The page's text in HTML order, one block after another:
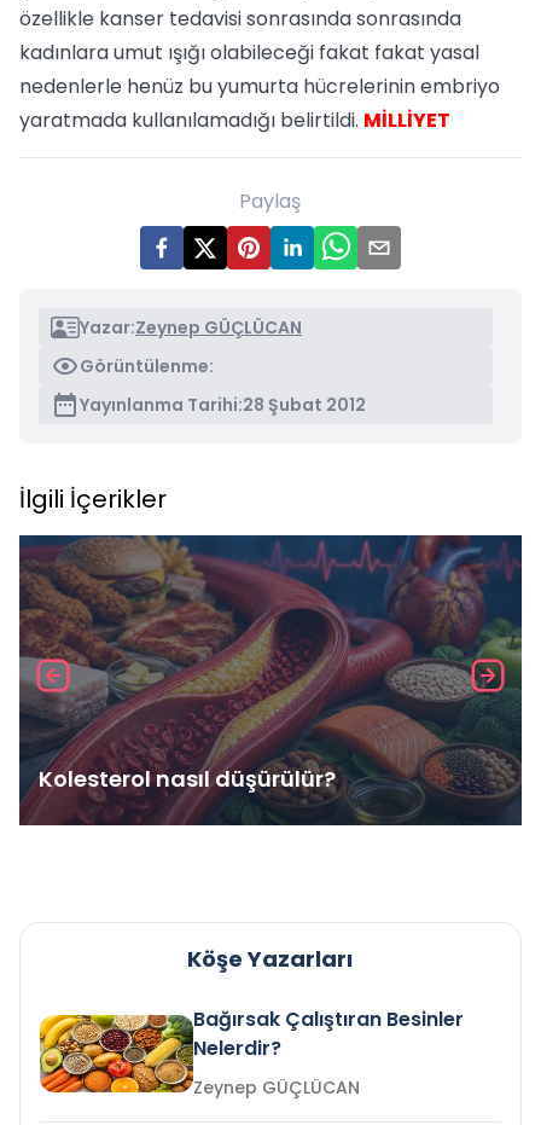
özellikle kanser tedavisi sonrasında sonrasında
kadınlara umut ışığı olabileceği fakat fakat yasal
nedenlerle henüz bu yumurta hücrelerinin embriyo
yaratmada kullanılamadığı belirtildi. MİLLİYET
Paylaş
Yazar:Zeynep GÜÇLÜCAN
Görüntülenme:
Yayınlanma Tarihi:28 Şubat 2012
İlgili İçerikler
Kolesterol nasıl düşürülür?
Köşe Yazarları
Bağırsak Çalıştıran Besinler
Nelerdir?
Zeynep GÜÇLÜCAN